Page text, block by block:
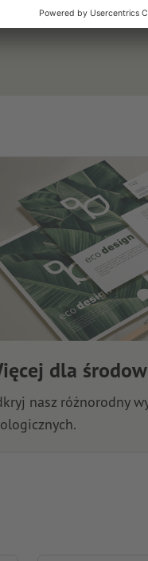
dla
nasz różnorodny